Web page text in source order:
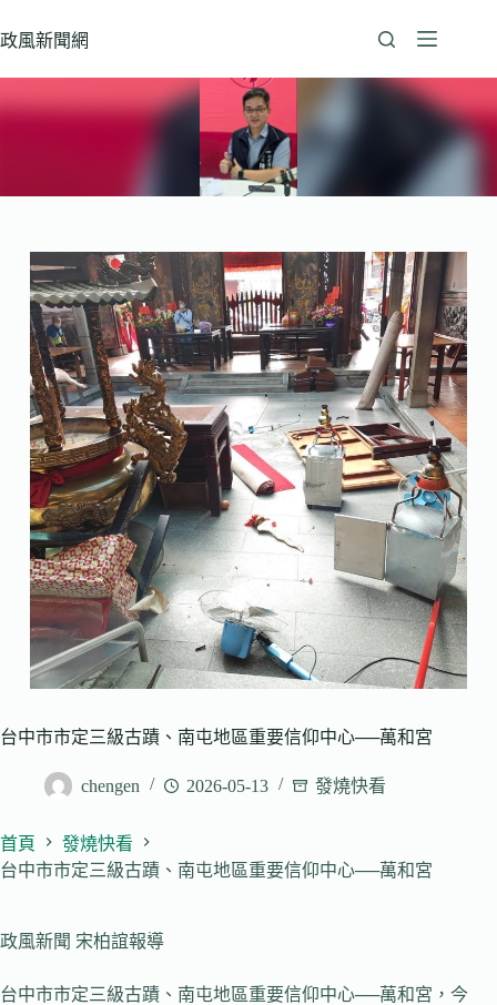
至
政風新聞網
台中市市定三級古蹟、南屯地區重要信仰中心──萬和宮
chengen 2026-05-13 發燒快看
首頁
發燒快看
台中市市定三級古蹟、南屯地區重要信仰中心──萬和宮
政風新聞 宋柏誼報導
台中市市定三級古蹟、南屯地區重要信仰中心──萬和宮，今